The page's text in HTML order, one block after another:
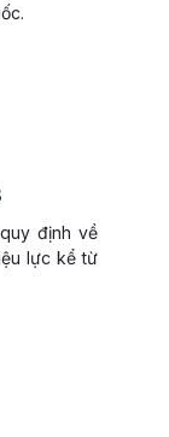
định về
lực kể từ